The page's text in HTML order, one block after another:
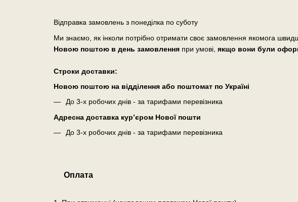
Відправка замовлень з понеділка по суботу
Ми знаємо, як інколи потрібно отримати своє замовлення якомога
Новою поштою в день замовленняпри умові, якщо вони були
Cтроки доставки:
Новою поштою на відділення або поштомат по Україні
До 3-х робочих днів - за тарифами перевізника
Адресна доставка кур’єром Нової пошти
До 3-х робочих днів - за тарифами перевізника
Оплата